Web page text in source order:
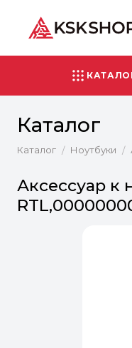
Каталог
Каталог / Ноутбуки /
Аксессуар к